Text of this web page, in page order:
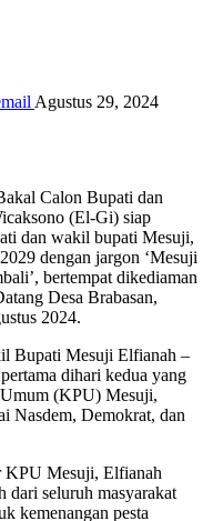
Agustus 29, 2024
Calon Bupati dan
(El-Gi) siap
dan wakil bupati Mesuji,
dengan jargon ‘Mesuji
bertempat dikediaman
Desa Brabasan,
2024.
Bupati Mesuji Elfianah –
dihari kedua yang
(KPU) Mesuji,
Nasdem, Demokrat, dan
KPU Mesuji, Elfianah
dari seluruh masyarakat
kemenangan pesta